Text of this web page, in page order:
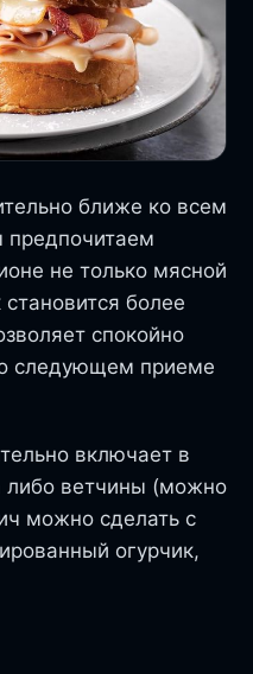
ближе ко всем
не только мясной
более
спокойно
следующем приеме
включает в
либо ветчины (можно
можно сделать с
огурчик,